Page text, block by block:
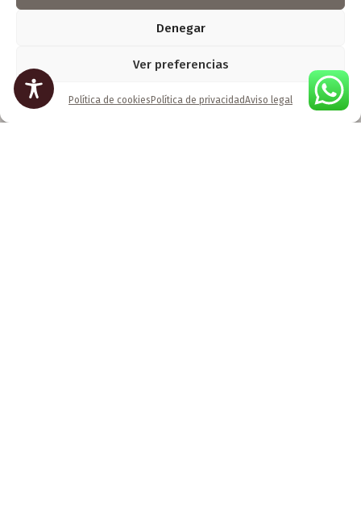
Denegar
Ver preferencias
Política de cookies Política de privacidadAviso legal
Información de contacto
Horario:
Lunes a viernes: 9:00h - 18:00h